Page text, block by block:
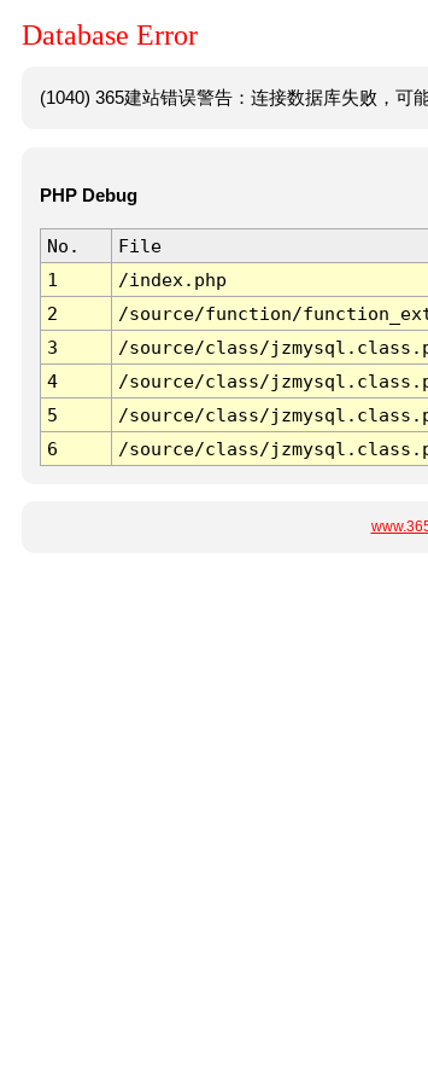
Database Error
(1040) 365建站错误警告：连接数据库失败，可
PHP Debug
No. File
1
/index.php
2
/source/function/
3
/source/class/
4
/source/class/
5
/source/class/
6
/source/class/